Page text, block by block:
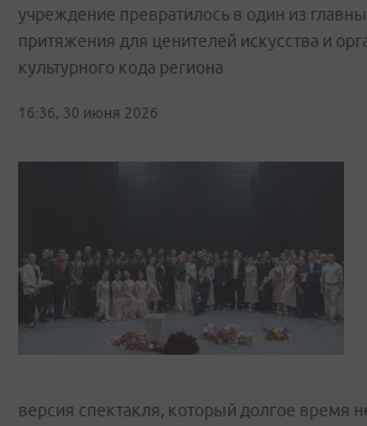
учреждение превратилось в один из
притяжения для ценителей искусства и
культурного кода региона
16:36, 30 июня 2026
версия спектакля, который долгое время